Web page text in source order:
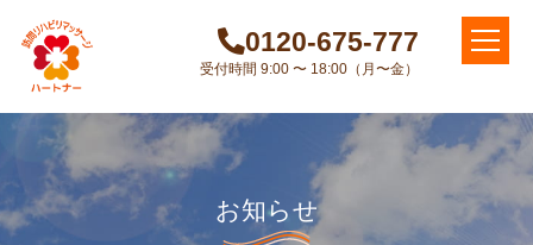
0120-675-777
受付時間 9:00 〜 18:00（月〜金）
お知らせ